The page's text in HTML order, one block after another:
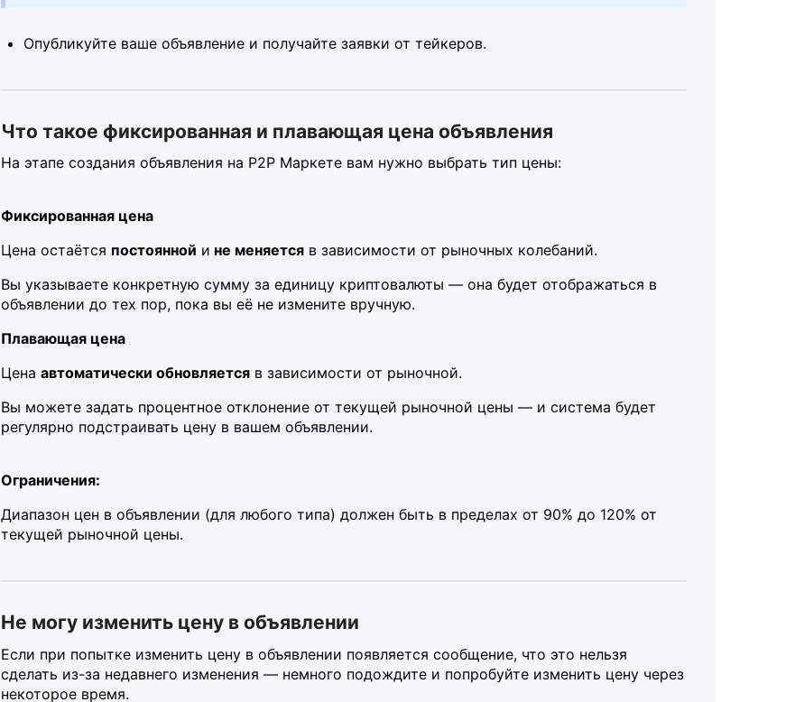
Опубликуйте ваше объявление и получайте заявки от тейкеров.
Что такое фиксированная и плавающая цена объявления
На этапе создания объявления на P2P Маркете вам нужно выбрать тип цены:
Фиксированная цена
Цена остаётся постоянной и не меняется в зависимости от рыночных колебаний.
Вы указываете конкретную сумму за единицу криптовалюты — она будет отображаться в
объявлении до тех пор, пока вы её не измените вручную.
Плавающая цена
Цена автоматически обновляется в зависимости от рыночной.
Вы можете задать процентное отклонение от текущей рыночной цены — и система будет
регулярно подстраивать цену в вашем объявлении.
Ограничения:
Диапазон цен в объявлении (для любого типа) должен быть в пределах от 90% до 120% от
текущей рыночной цены.
Не могу изменить цену в объявлении
Если при попытке изменить цену в объявлении появляется сообщение, что это нельзя
сделать из-за недавнего изменения — немного подождите и попробуйте изменить цену через
некоторое время.